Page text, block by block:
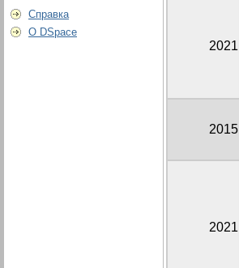
Справка
О DSpace
2021
2015
2021